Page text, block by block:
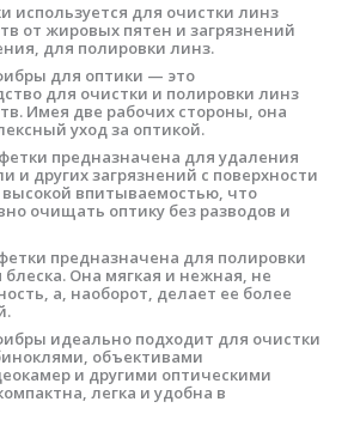
используется для очистки линз
от жировых пятен и загрязнений
для полировки линз.
для оптики — это
для очистки и полировки линз
Имея две рабочих стороны, она
уход за оптикой.
предназначена для удаления
и других загрязнений с поверхности
впитываемостью, что
очищать оптику без разводов и
предназначена для полировки
Она мягкая и нежная, не
а, наоборот, делает ее более
идеально подходит для очистки
объективами
и другими оптическими
легка и удобна в